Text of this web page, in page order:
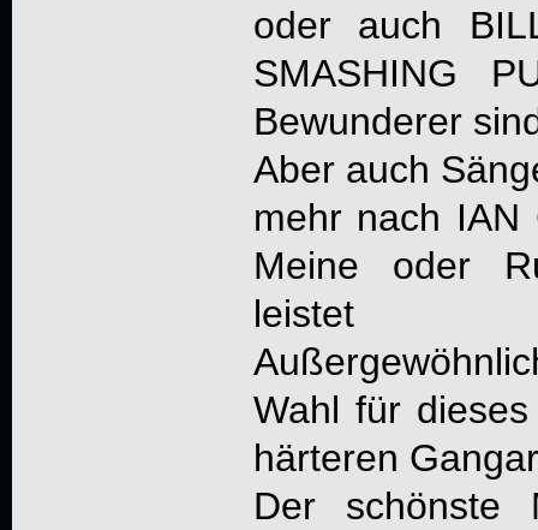
oder auch
SMASHING
Bewunderer
Aber auch
mehr nach IAN
Meine oder
leistet
Wahl für dieses
härteren
Der schönste